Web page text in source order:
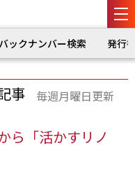
バックナンバー検索 発行
事 毎週月曜日更新
「活かすリノ